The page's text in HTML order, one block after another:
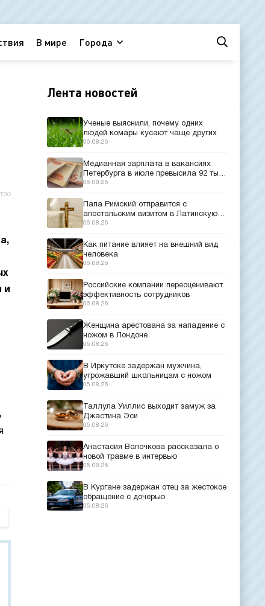
В мире Города
и
Лента новостей
Ученые выяснили, почему одних
людей комары кусают чаще других
06.08.26
Медианная зарплата в вакансиях
Петербурга в июле превысила 92 тыс.
рублей
06.08.26
Папа Римский отправится с
апостольским визитом в Латинскую
Америку
06.08.26
Как питание влияет на внешний вид
человека
06.08.26
Российские компании переоценивают
эффективность сотрудников
06.08.26
Женщина арестована за нападение с
ножом в Лондоне
05.08.26
В Иркутске задержан мужчина,
угрожавший школьницам с ножом
05.08.26
Таллула Уиллис выходит замуж за
Джастина Эси
05.08.26
Анастасия Волочкова рассказала о
новой травме в интервью
05.08.26
В Кургане задержан отец за жестокое
обращение с дочерью
05.08.26